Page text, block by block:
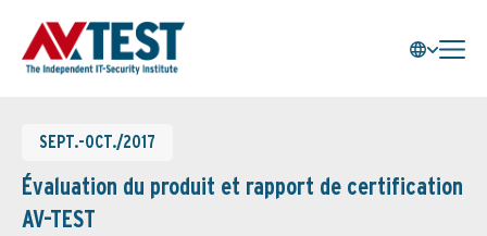
SEPT.-OCT./2017
Évaluation du produit et rapport de certification
AV-TEST